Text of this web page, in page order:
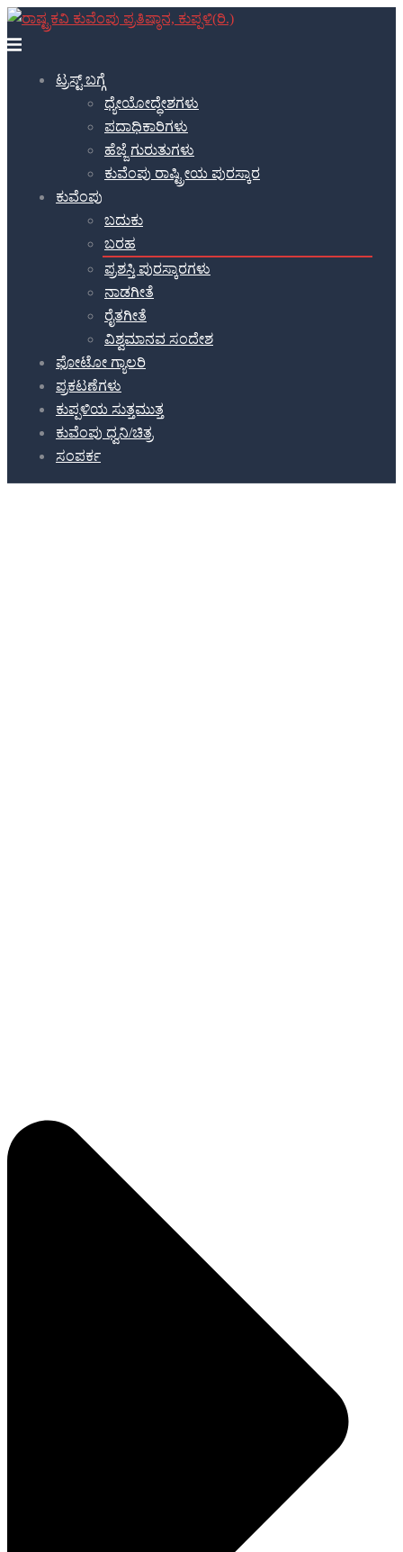
ಟ್ರಸ್ಟ್ ಬಗ್ಗೆ
ಧ್ಯೇಯೋದ್ಧೇಶಗಳು
ಪದಾಧಿಕಾರಿಗಳು
ಹೆಜ್ಜೆ ಗುರುತುಗಳು​
ಕುವೆಂಪು ರಾಷ್ಟ್ರೀಯ ಪುರಸ್ಕಾರ
ಕುವೆಂಪು
ಬದುಕು
ಬರಹ
ಪ್ರಶಸ್ತಿ ಪುರಸ್ಕಾರಗಳು
ನಾಡಗೀತೆ
ರೈತಗೀತೆ
ವಿಶ್ವಮಾನವ ಸಂದೇಶ
ಫೋಟೋ ಗ್ಯಾಲರಿ
ಪ್ರಕಟಣೆಗಳು
ಕುಪ್ಪಳಿಯ ಸುತ್ತಮುತ್ತ
ಕುವೆಂಪು ಧ್ವನಿ/ಚಿತ್ರ
ಸಂಪರ್ಕ